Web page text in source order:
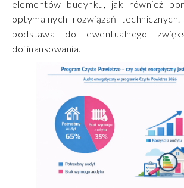
elementów budynku, jak również
optymalnych rozwiązań
podstawa do ewentualnego
dofinansowania.